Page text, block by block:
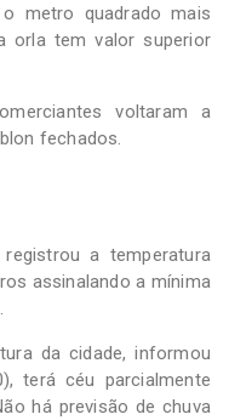
metro quadrado mais
orla tem valor superior
voltaram a
fechados.
a temperatura
assinalando a mínima
da cidade, informou
terá céu parcialmente
há previsão de chuva